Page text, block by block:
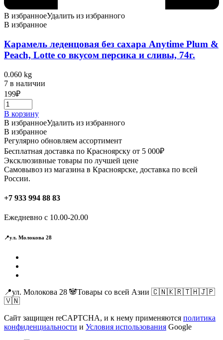
В избранноеУдалить из избранного
В избранное
Карамель леденцовая без сахара Anytime Plum &
Peach, Lotte со вкусом персика и сливы, 74г.
0.060 kg
7 в наличии
199₽
В корзину
В избранноеУдалить из избранного
В избранное
Регулярно обновляем ассортимент
Бесплатная доставка по Красноярску от 5 000₽
Эксклюзивные товары по лучшей цене
Самовывоз из магазина в Красноярске, доставка по всей
России.
+7 933 994 88 83
Ежедневно с 10.00-20.00
📍ул. Молокова 28
📍ул. Молокова 28 🐼Товары со всей Азии 🇨🇳🇰🇷🇹🇭🇯🇵
🇻🇳
Сайт защищен reCAPTCHA, и к нему применяются политика
конфиденциальности и Условия использования Google